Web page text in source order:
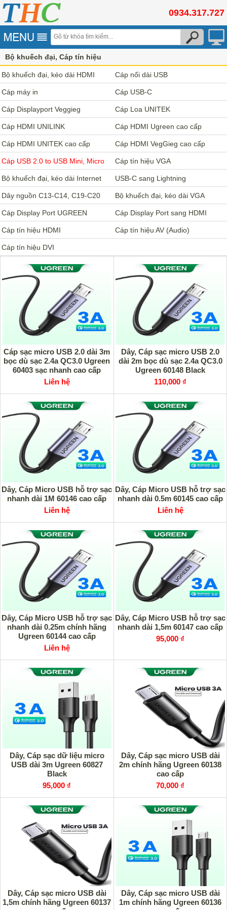
0934.317.727
Bộ khuếch đại, Cáp tín hiệu
Cáp USB 2.0 to USB Mini, Micro
Bộ khuếch đại, kéo dài HDMI Cáp nối dài USB
Cáp máy in Cáp USB-C
Cáp Displayport Veggieg Cáp Loa UNITEK
Cáp HDMI UNILINK Cáp HDMI Ugreen cao cấp
Cáp HDMI UNITEK cao cấp Cáp HDMI VegGieg cao cấp
Cáp USB 2.0 to USB Mini, Micro Cáp tín hiệu VGA
Bộ khuếch đại, kéo dài Internet USB-C sang Lightning
Dây nguồn C13-C14, C19-C20 Bộ khuếch đại, kéo dài VGA
Cáp Display Port UGREEN Cáp Display Port sang HDMI
Cáp tín hiệu HDMI Cáp tín hiệu AV (Audio)
Cáp tín hiệu DVI
Cáp sạc micro USB 2.0 dài 3m
bọc dù sạc 2.4a QC3.0 Ugreen
60403 sạc nhanh cao cấp
Liên hệ
Dây, Cáp sạc micro USB 2.0
dài 2m bọc dù sạc 2.4a QC3.0
Ugreen 60148 Black
110,000 ₫
Dây, Cáp Micro USB hỗ trợ sạc
nhanh dài 1M 60146 cao cấp
Liên hệ
Dây, Cáp Micro USB hỗ trợ sạc
nhanh dài 0.5m 60145 cao cấp
Liên hệ
Dây, Cáp Micro USB hỗ trợ sạc
nhanh dài 0.25m chính hãng
Ugreen 60144 cao cấp
Liên hệ
Dây, Cáp Micro USB hỗ trợ sạc
nhanh dài 1,5m 60147 cao cấp
95,000 ₫
Dây, Cáp sạc dữ liệu micro
USB dài 3m Ugreen 60827
Black
95,000 ₫
Dây, Cáp sạc micro USB dài
2m chính hãng Ugreen 60138
cao cấp
70,000 ₫
Dây, Cáp sạc micro USB dài
1,5m chính hãng Ugreen 60137
Dây, Cáp sạc micro USB dài
1m chính hãng Ugreen 60136